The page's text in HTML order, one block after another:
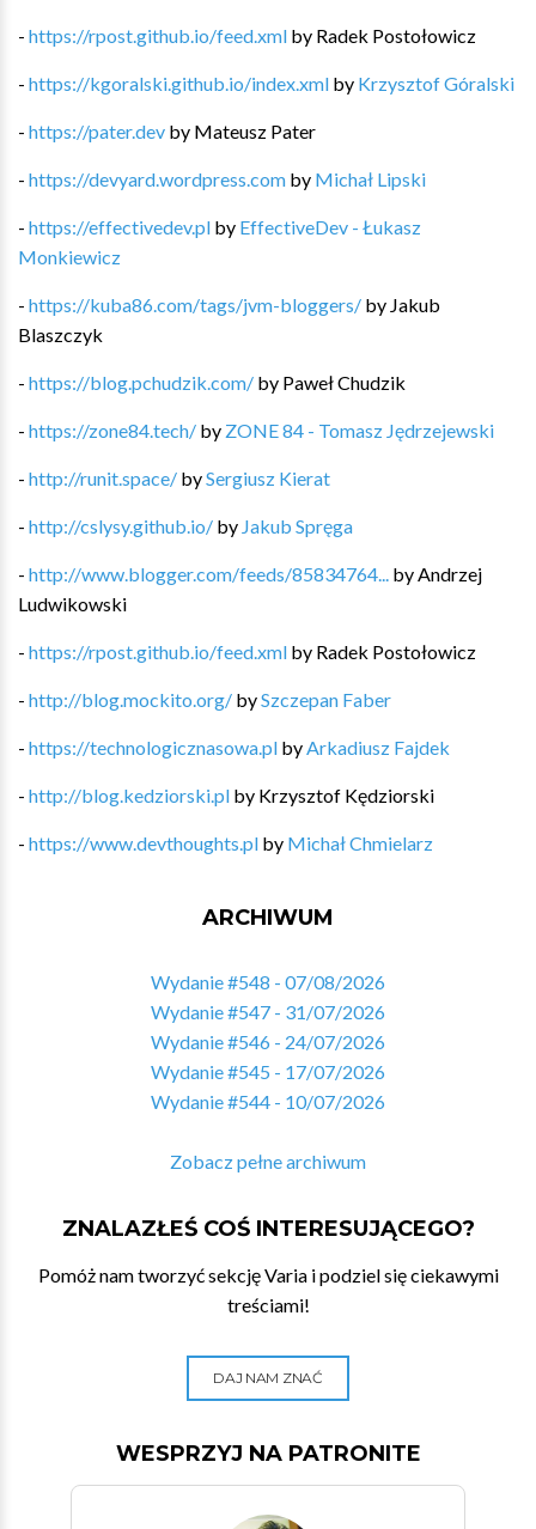
- https://rpost.github.io/feed.xml by Radek Postołowicz
- https://kgoralski.github.io/index.xml by Krzysztof Góralski
- https://pater.dev by Mateusz Pater
- https://devyard.wordpress.com by Michał Lipski
- https://effectivedev.pl by EffectiveDev - Łukasz
Monkiewicz
- https://kuba86.com/tags/jvm-bloggers/ by Jakub
Blaszczyk
- https://blog.pchudzik.com/ by Paweł Chudzik
- https://zone84.tech/ by ZONE 84 - Tomasz Jędrzejewski
- http://runit.space/ bySergiusz Kierat
- http://cslysy.github.io/ by Jakub Spręga
- http://www.blogger.com/feeds/85834764... by Andrzej
Ludwikowski
- https://rpost.github.io/feed.xml by Radek Postołowicz
- http://blog.mockito.org/ bySzczepan Faber
- https://technologicznasowa.pl by Arkadiusz Fajdek
- http://blog.kedziorski.pl by Krzysztof Kędziorski
- https://www.devthoughts.pl by Michał Chmielarz
ARCHIWUM
Wydanie #548 - 07/08/2026
Wydanie #547 - 31/07/2026
Wydanie #546 - 24/07/2026
Wydanie #545 - 17/07/2026
Wydanie #544 - 10/07/2026
Zobacz pełne archiwum
ZNALAZŁEŚ COŚ INTERESUJĄCEGO?
Pomóż nam tworzyć sekcję Varia i podziel się ciekawymi
treściami!
DAJ NAM ZNAĆ
WESPRZYJ NA PATRONITE